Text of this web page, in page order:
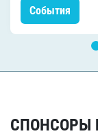
События
СПОНСОРЫ